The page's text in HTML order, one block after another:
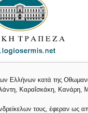
Ελλήνων κατά της
Καραΐσκάκη, Κανάρη,
τους, έφεραν ως